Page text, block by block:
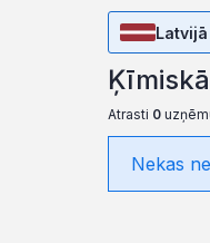
Latvijā
Atrasti 0
Nekas